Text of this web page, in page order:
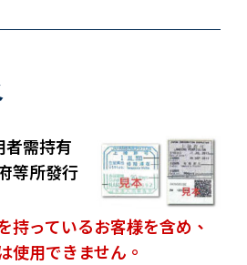
者需持有
等所發行
っているお客様を含め、
使用できません。